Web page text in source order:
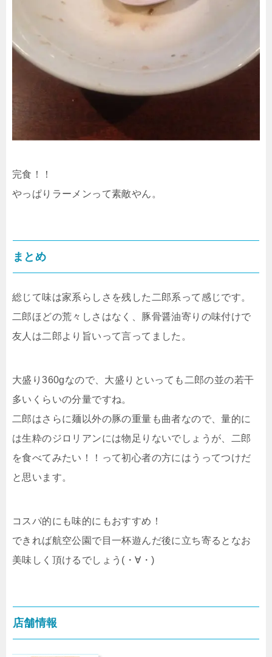
完食！！
やっぱりラーメンって素敵やん。
まとめ
総じて味は家系らしさを残した二郎系って感じです。
二郎ほどの荒々しさはなく、豚骨醤油寄りの味付けで
友人は二郎より旨いって言ってました。
大盛り360gなので、大盛りといっても二郎の並の若干
多いくらいの分量ですね。
二郎はさらに麺以外の豚の重量も曲者なので、量的に
は生粋のジロリアンには物足りないでしょうが、二郎
を食べてみたい！！って初心者の方にはうってつけだ
と思います。
コスパ的にも味的にもおすすめ！
できれば航空公園で目一杯遊んだ後に立ち寄るとなお
美味しく頂けるでしょう(・∀・)
店舗情報